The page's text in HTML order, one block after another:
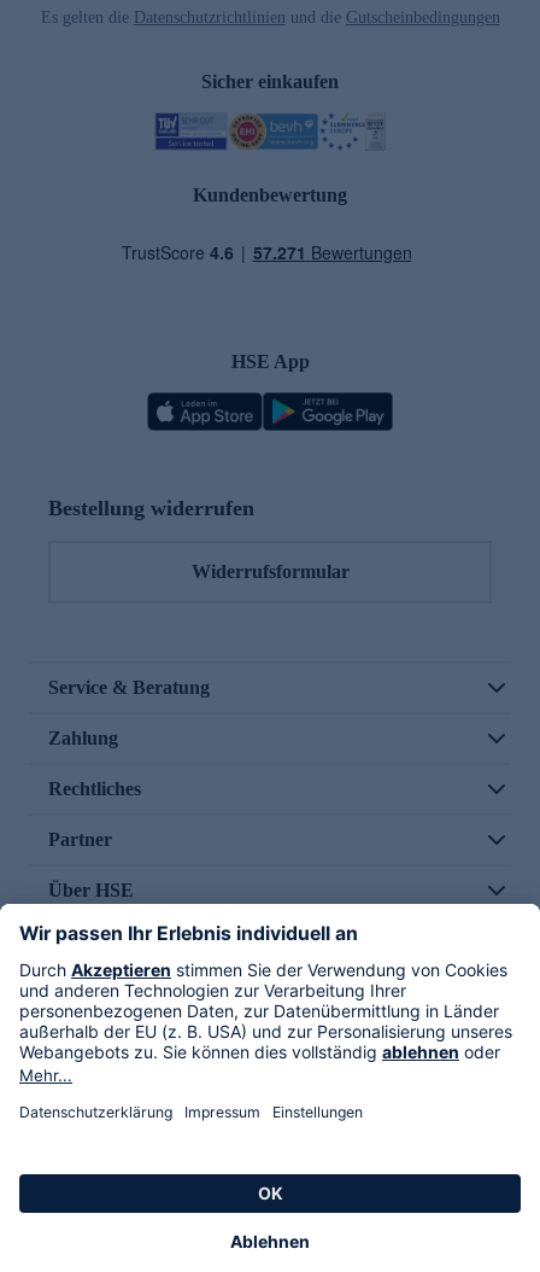
Es gelten die Datenschutzrichtlinien und die Gutscheinbedingungen
Sicher einkaufen
Kundenbewertung
HSE App
Bestellung widerrufen
Widerrufsformular
Service & Beratung
Zahlung
Rechtliches
Partner
Über HSE
Im TV
HSE International